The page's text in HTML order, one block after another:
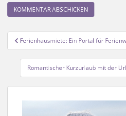
Beitragsnavigation
Ferienhausmiete: Ein Portal für
Romantischer Kurzurlaub mit der